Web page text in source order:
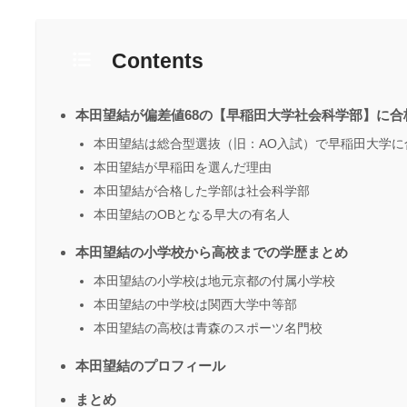
Contents
本田望結が偏差値68の【早稲田大学社会科学部】に合
本田望結は総合型選抜（旧：AO入試）で早稲田大学に
本田望結が早稲田を選んだ理由
本田望結が合格した学部は社会科学部
本田望結のOBとなる早大の有名人
本田望結の小学校から高校までの学歴まとめ
本田望結の小学校は地元京都の付属小学校
本田望結の中学校は関西大学中等部
本田望結の高校は青森のスポーツ名門校
本田望結のプロフィール
まとめ